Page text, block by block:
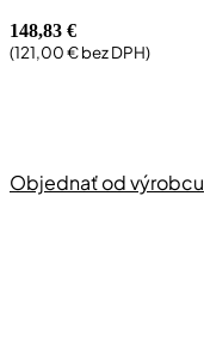
148,83 €
(121,00€bez DPH)
Objednať od výrobcu